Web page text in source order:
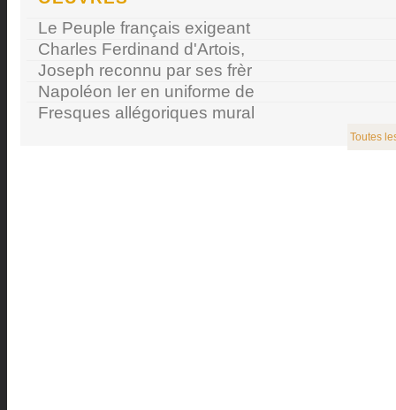
Le Peuple français exigeant
Charles Ferdinand d'Artois,
Joseph reconnu par ses frèr
Napoléon Ier en uniforme de
Fresques allégoriques mural
Toutes